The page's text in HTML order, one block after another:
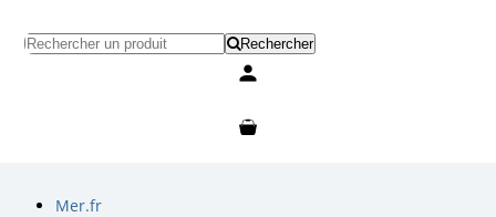
Rechercher
Mer.fr